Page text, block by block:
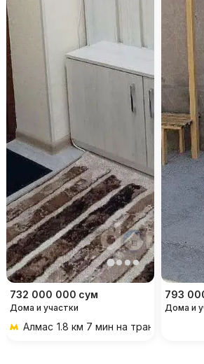
732 000 000 сум
Дома и участки
Алмас 1.8 км 7 мин на транспорте
793
Дома и